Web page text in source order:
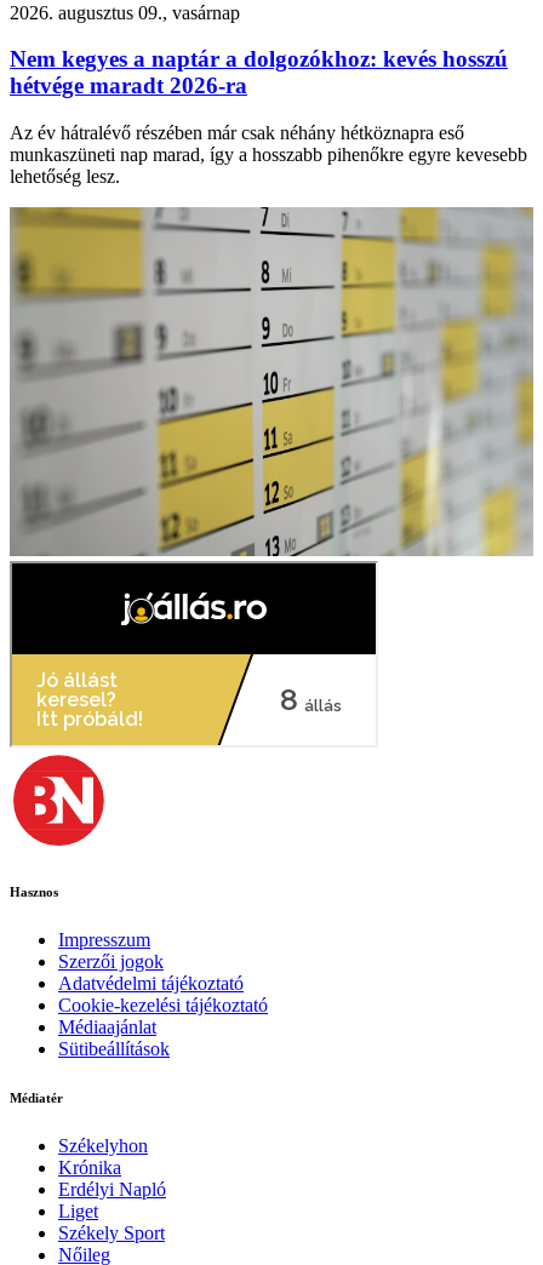
2026. augusztus 09., vasárnap
Nem kegyes a naptár a dolgozókhoz: kevés hosszú
hétvége maradt 2026-ra
Az év hátralévő részében már csak néhány hétköznapra eső
munkaszüneti nap marad, így a hosszabb pihenőkre egyre kevesebb
lehetőség lesz.
Hasznos
Impresszum
Szerzői jogok
Adatvédelmi tájékoztató
Cookie-kezelési tájékoztató
Médiaajánlat
Sütibeállítások
Médiatér
Székelyhon
Krónika
Erdélyi Napló
Liget
Székely Sport
Nőileg